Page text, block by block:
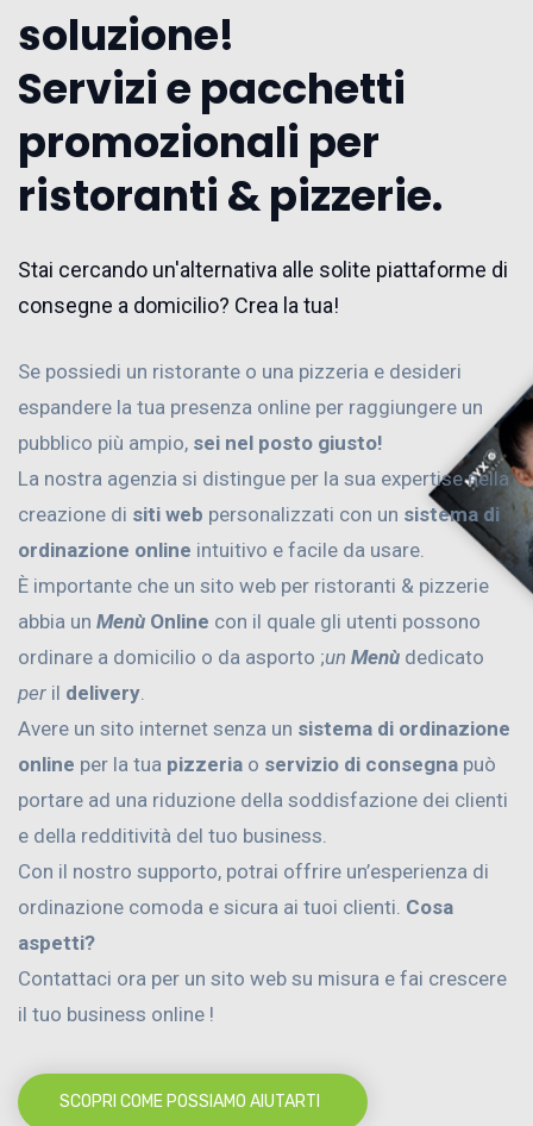
soluzione!
Servizi e pacchetti
promozionali per
ristoranti & pizzerie.
Stai cercando un'alternativa alle solite piattaforme di
consegne a domicilio? Crea la tua!
Se possiedi un ristorante o una pizzeria e desideri
espandere la tua presenza online per raggiungere un
pubblico più ampio, sei nel posto giusto!
La nostra agenzia si distingue per la sua expertise nella
creazione di siti web personalizzati con un sistema di
ordinazione online intuitivo e facile da usare.
È importante che un sito web per ristoranti & pizzerie
abbia un Menù Online con il quale gli utenti possono
ordinare a domicilio o da asporto ;un Menù dedicato
per il delivery
Avere un sito internet senza un sistema di ordinazione
online per la tua pizzeria o servizio di consegna può
portare ad una riduzione della soddisfazione dei clienti
e della redditività del tuo business.
Con il nostro supporto, potrai offrire un’esperienza di
ordinazione comoda e sicura ai tuoi clienti. Cosa
aspetti?
Contattaci ora per un sito web su misura e fai crescere
il tuo business online !
SCOPRI COME POSSIAMO AIUTARTI